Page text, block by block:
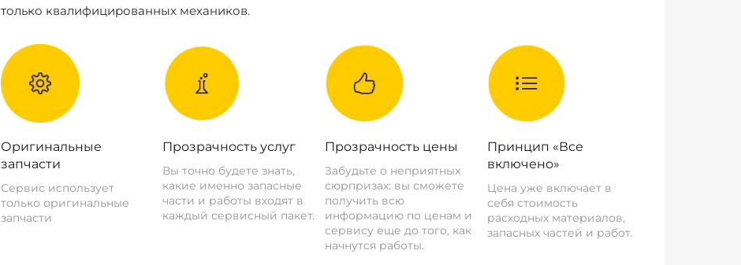
только квалифицированных механиков.
Оригинальные
запчасти
Сервис использует
только оригинальные
запчасти
Прозрачность услуг
Вы точно будете знать,
какие именно запасные
части и работы входят в
каждый сервисный пакет.
Прозрачность цены
Забудьте о неприятных
сюрпризах: вы сможете
получить всю
информацию по ценам и
сервису еще до того, как
начнутся работы.
Принцип «Все
включено»
Цена уже включает в
себя стоимость
расходных материалов,
запасных частей и работ.